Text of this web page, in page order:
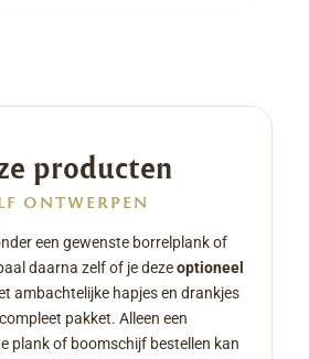
producten
ONTWERPEN
een gewenste borrelplank of
daarna zelf of je dezeoptioneel
ambachtelijke hapjes en drankjes
pakket. Alleen een
plank of boomschijf bestellen kan